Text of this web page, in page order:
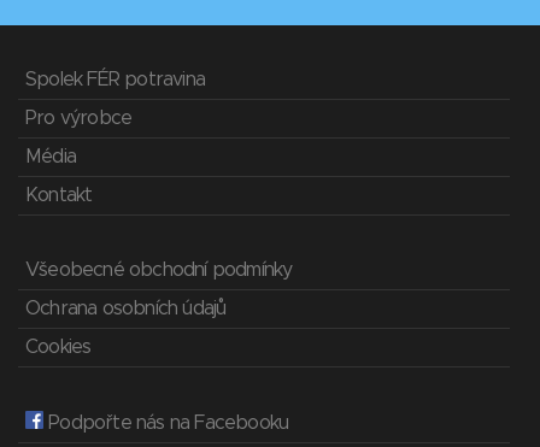
Spolek FÉR potravina
Pro výrobce
Média
Kontakt
Všeobecné obchodní podmínky
Ochrana osobních údajů
Cookies
Podpořte nás na Facebooku